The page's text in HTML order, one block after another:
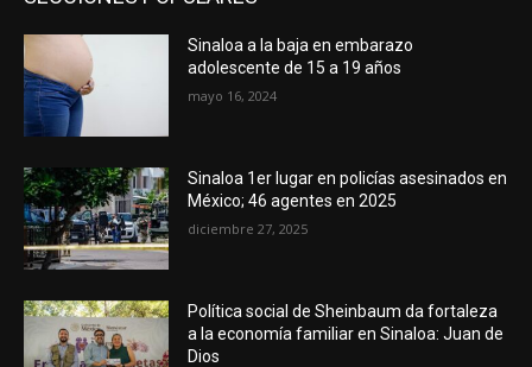
Sinaloa a la baja en embarazo
adolescente de 15 a 19 años
mayo 16, 2024
Sinaloa 1er lugar en policías asesinados en
México; 46 agentes en 2025
diciembre 27, 2025
Política social de Sheinbaum da fortaleza
a la economía familiar en Sinaloa: Juan de
Dios